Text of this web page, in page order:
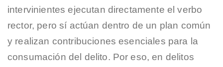
intervinientes ejecutan directamente el verbo
rector, pero sí actúan dentro de un plan común
y realizan contribuciones esenciales para la
consumación del delito. Por eso, en delitos